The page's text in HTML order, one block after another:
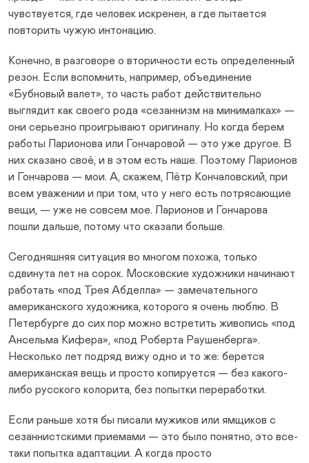
чувствуется, где человек искренен, а где пытается
повторить чужую интонацию.
Конечно, в разговоре о вторичности есть определенный
резон. Если вспомнить, например, объединение
«Бубновый валет», то часть работ действительно
выглядит как своего рода «сезаннизм на минималках» —
они серьезно проигрывают оригиналу. Но когда берем
работы Ларионова или Гончаровой — это уже другое. В
них сказано своё, и в этом есть наше. Поэтому Ларионов
и Гончарова — мои. А, скажем, Пётр Кончаловский, при
всем уважении и при том, что у него есть потрясающие
вещи, — уже не совсем мое. Ларионов и Гончарова
пошли дальше, потому что сказали больше.
Сегодняшняя ситуация во многом похожа, только
сдвинута лет на сорок. Московские художники начинают
работать «под Трея Абделла» — замечательного
американского художника, которого я очень люблю. В
Петербурге до сих пор можно встретить живопись «под
Ансельма Кифера», «под Роберта Раушенберга».
Несколько лет подряд вижу одно и то же: берется
американская вещь и просто копируется — без какого-
либо русского колорита, без попытки переработки.
Если раньше хотя бы писали мужиков или ямщиков с
сезаннистскими приемами — это было понятно, это все-
таки попытка адаптации. А когда просто